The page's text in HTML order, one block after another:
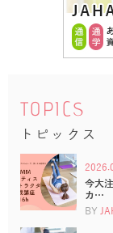
TOPICS
トピックス
今大
カ…
BY